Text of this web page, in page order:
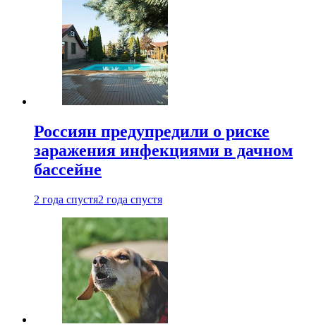
Россиян предупредили о риске
заражения инфекциями в дачном
бассейне
2 года спустя2 года спустя